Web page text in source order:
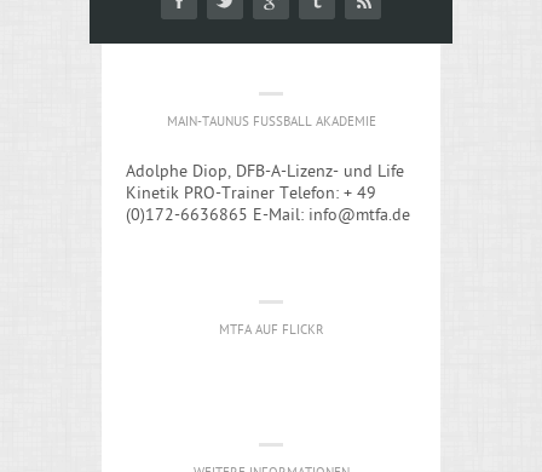
MAIN-TAUNUS FUSSBALL AKADEMIE
Adolphe Diop, DFB-A-Lizenz- und Life
Kinetik PRO-Trainer Telefon: + 49
(0)172-6636865 E-Mail: info@mtfa.de
MTFA AUF FLICKR